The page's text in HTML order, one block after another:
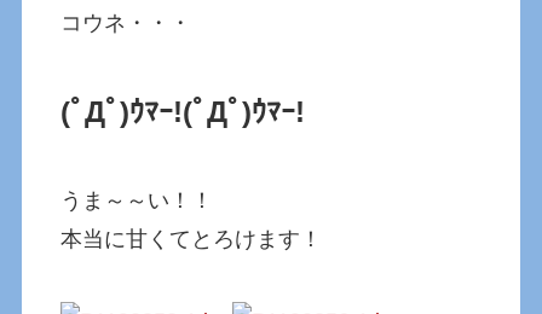
コウネ・・・
(ﾟДﾟ)ｳﾏｰ!(ﾟДﾟ)ｳﾏｰ!
うま～～い！！
本当に甘くてとろけます！